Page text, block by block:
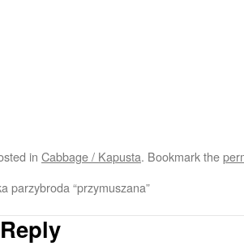
in Cabbage / Kapusta. Bookmark the
parzybroda “przymuszana”